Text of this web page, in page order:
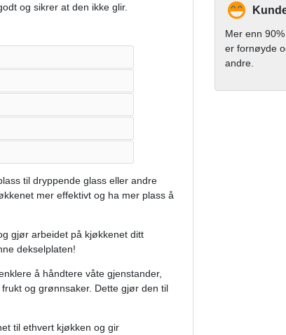
og sikrer at den ikke glir.
til dryppende glass eller andre
mer effektivt og ha mer plass å
gjør arbeidet på kjøkkenet ditt
dekselplaten!
å håndtere våte gjenstander,
og grønnsaker. Dette gjør den til
til ethvert kjøkken og gir
Mer enn
er fornøyde
andre.